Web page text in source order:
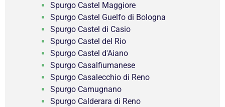
Spurgo Castel Maggiore
Spurgo Castel Guelfo di Bologna
Spurgo Castel di Casio
Spurgo Castel del Rio
Spurgo Castel d'Aiano
Spurgo Casalfiumanese
Spurgo Casalecchio di Reno
Spurgo Camugnano
Spurgo Calderara di Reno